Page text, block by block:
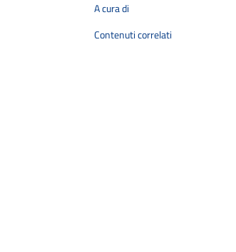
A cura di
Contenuti correlati